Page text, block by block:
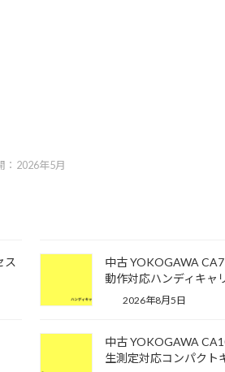
：2026年5月
ス
中古 YOKOGAWA
動作対応ハンディキャ
2026年8月5日
中古 YOKOGAWA
生測定対応コンパクト